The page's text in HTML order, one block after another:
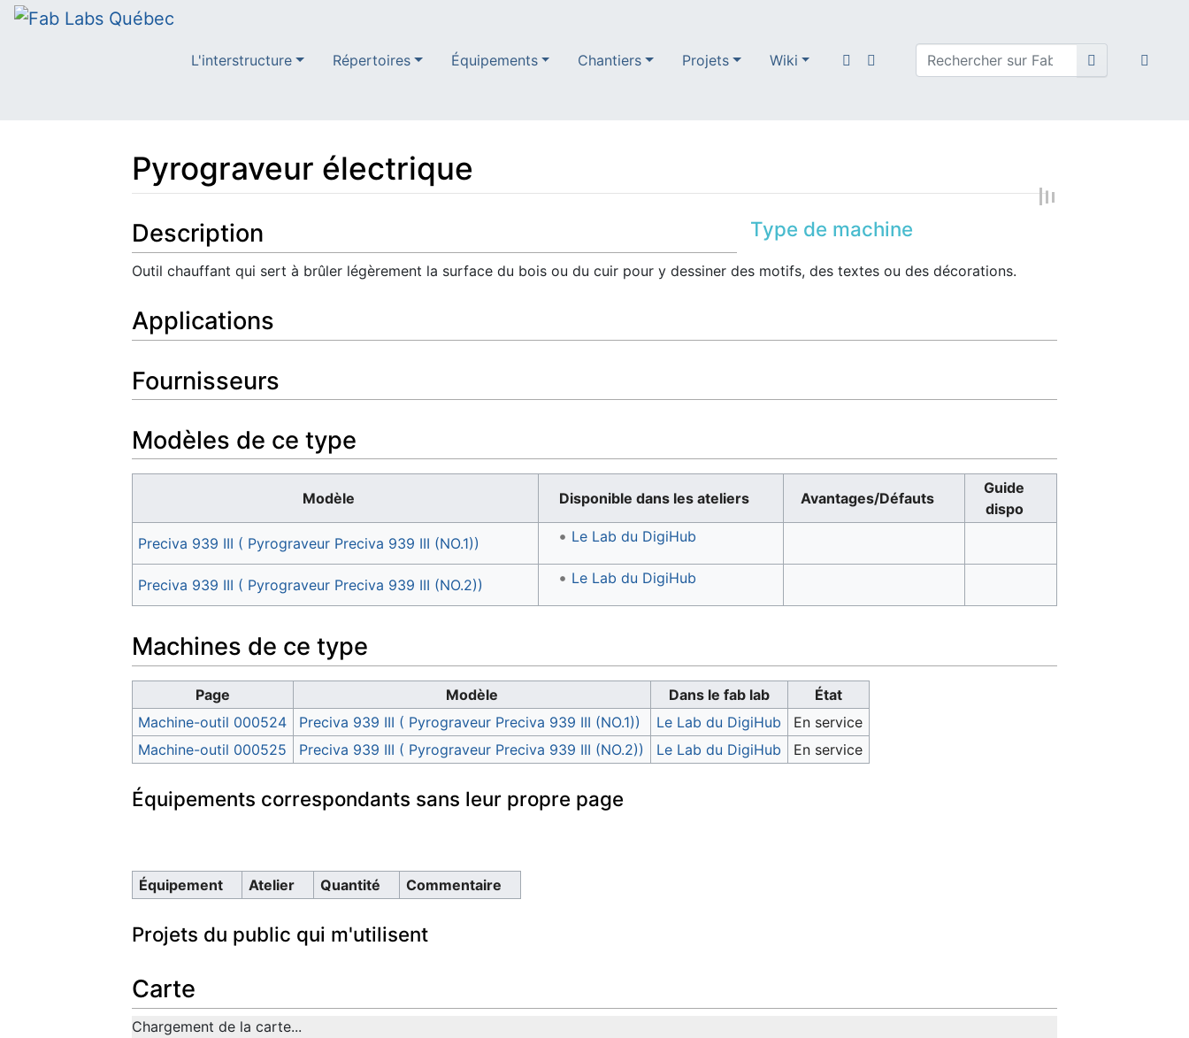
L'interstructure Répertoires Équipements Chantiers Projets Wiki
Pyrograveur électrique
Type de machine
Description
Outil chauffant qui sert à brûler légèrement la surface du bois ou du cuir pour y dessiner des motifs, des textes ou des décorations.
Applications
Fournisseurs
Modèles de ce type
Modèle Disponible dans les ateliers Avantages/Défauts
Guide
dispo
Preciva 939 III ( Pyrograveur Preciva 939 III (NO.1))
Le Lab du DigiHub
Preciva 939 III ( Pyrograveur Preciva 939 III (NO.2)) Le Lab du DigiHub
Machines de ce type
Page Modèle Dans le fab lab
État
Machine-outil 000524
Preciva 939 III ( Pyrograveur Preciva 939 III (NO.1)) Le Lab du DigiHub
En service
Machine-outil 000525
Preciva 939 III ( Pyrograveur Preciva 939 III (NO.2)) Le Lab du DigiHub En service
Équipements correspondants sans leur propre page
Équipement Atelier Quantité Commentaire
Projets du public qui m'utilisent
Carte
Chargement de la carte...